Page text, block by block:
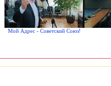
Мой Адрес - Советский Союз!